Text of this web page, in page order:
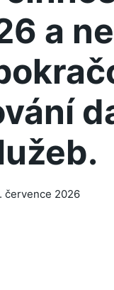
a
července 2026